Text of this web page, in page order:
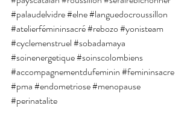
#palaudelvidre#elne#languedocroussillon
#atelierfémininsacré#rebozo#yonisteam
#cyclemenstruel#sobadamaya
#soinenergetique#soinscolombiens
#accompagnementdufeminin#femininsacre
#pma#endometriose#menopause
#perinatalite